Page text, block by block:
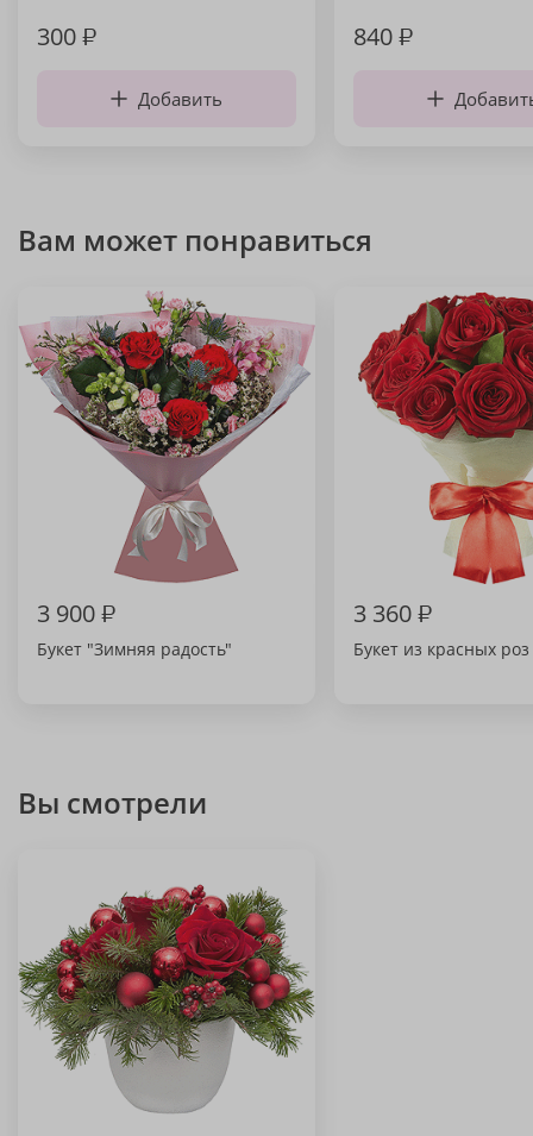
300₽
Добавить
840₽
Вам может понравиться
3 900₽
Букет "Зимняя радость"
3 360₽
Букет из красных роз
Вы смотрели